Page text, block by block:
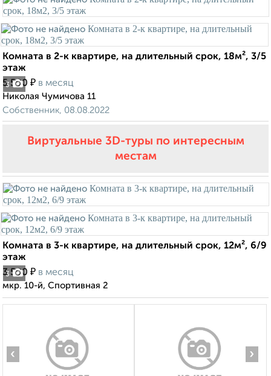
3
Комната в 2-к квартире, на длительный срок, 18м², 3/5
этаж
5 500 ₽ в месяц
Николая Чумичова 11
Собственник, 08.08.2022
Виртуальные 3D-туры по интересным
местам
3
Комната в 3-к квартире, на длительный срок, 12м², 6/9
этаж
3 500 ₽ в месяц
мкр. 10-й, Спортивная 2
‹ ›